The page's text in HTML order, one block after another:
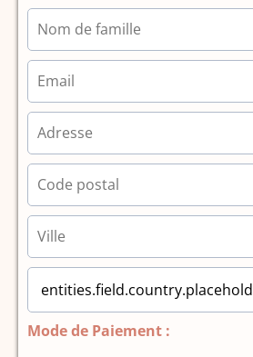
Mode de Paiement :